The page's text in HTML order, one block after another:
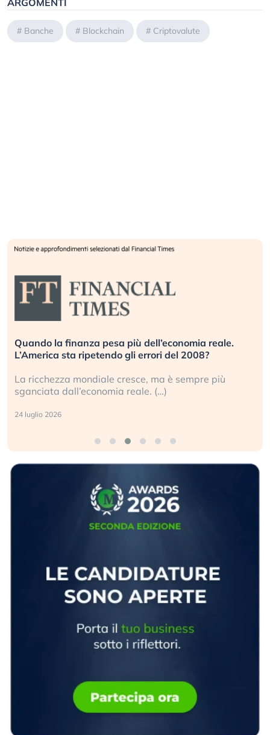
ARGOMENTI
# Banche # Blockchain # Criptovalute
Quando la finanza pesa più dell’economia reale.
L’America sta ripetendo gli errori del 2008?
La ricchezza mondiale cresce, ma è sempre più
sganciata dall’economia reale. (…)
24 luglio 2026